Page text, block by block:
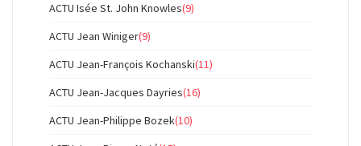
ACTU Isée St. John Knowles(9)
ACTU Jean Winiger(9)
ACTU Jean-François Kochanski(11)
ACTU Jean-Jacques Dayries(16)
ACTU Jean-Philippe Bozek(10)